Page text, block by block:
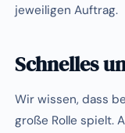
jeweiligen Auftrag.
Schnelles
Wir wissen, dass
große Rolle spielt.